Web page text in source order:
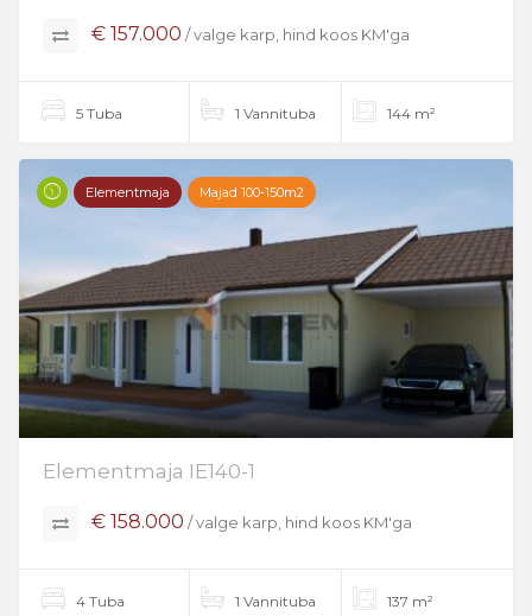
€ 157.000 / valge karp, hind koos KM'ga
5 Tuba 1 Vannituba 144 m²
Elementmaja Majad 100-150m2
Elementmaja IE140-1
€ 158.000 / valge karp, hind koos KM'ga
4 Tuba 1 Vannituba 137 m²